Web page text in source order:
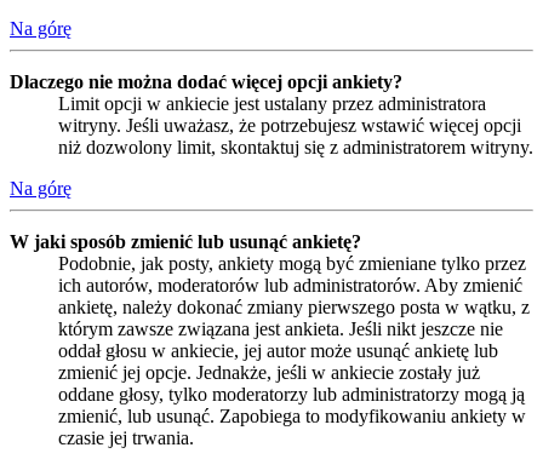
Na górę
Dlaczego nie można dodać więcej opcji ankiety?
Limit opcji w ankiecie jest ustalany przez administratora
witryny. Jeśli uważasz, że potrzebujesz wstawić więcej opcji
niż dozwolony limit, skontaktuj się z administratorem witryny.
Na górę
W jaki sposób zmienić lub usunąć ankietę?
Podobnie, jak posty, ankiety mogą być zmieniane tylko przez
ich autorów, moderatorów lub administratorów. Aby zmienić
ankietę, należy dokonać zmiany pierwszego posta w wątku, z
którym zawsze związana jest ankieta. Jeśli nikt jeszcze nie
oddał głosu w ankiecie, jej autor może usunąć ankietę lub
zmienić jej opcje. Jednakże, jeśli w ankiecie zostały już
oddane głosy, tylko moderatorzy lub administratorzy mogą ją
zmienić, lub usunąć. Zapobiega to modyfikowaniu ankiety w
czasie jej trwania.